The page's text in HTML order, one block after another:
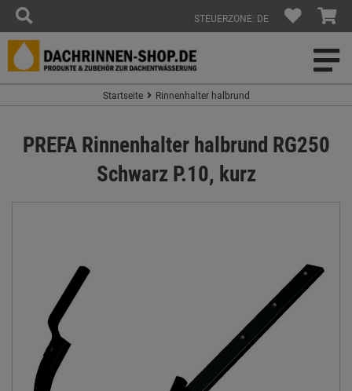
STEUERZONE: DE
Startseite Rinnenhalter halbrund
PREFA Rinnenhalter halbrund RG250
Schwarz P.10, kurz